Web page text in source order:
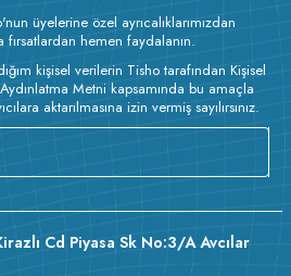
üyelerine özel ayrıcalıklarımızdan
hemen faydalanın.
kişisel verilerin Tisho tarafından Kişisel
Metni kapsamında bu amaçla
aktarılmasına izin vermiş sayılırsınız.
Cd Piyasa Sk No:3/A Avcılar